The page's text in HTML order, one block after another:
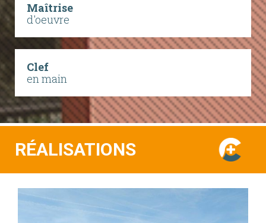
Maîtrise
d'oeuvre
Clef
en main
RÉALISATIONS